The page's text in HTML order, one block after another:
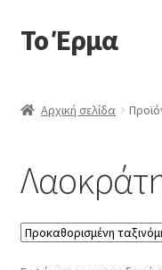
Απευθείας
μετάβαση
πλοήγηση
Μετάβαση
σε
Το Έρμα
Κατηγορίες Βιβλίων
Συχνές Ερωτήσεις
Αρχική σελίδα